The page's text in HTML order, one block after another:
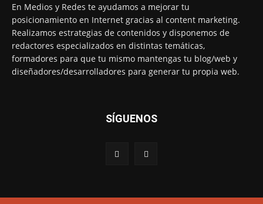
En Medios y Redes te ayudamos a mejorar tu
posicionamiento en Internet gracias al content marketing.
Realizamos estrategias de contenidos y disponemos de
redactores especializados en distintas temáticas,
formadores para que tu mismo mantengas tu blog/web y
diseñadores/desarrolladores para generar tu propia web.
SÍGUENOS